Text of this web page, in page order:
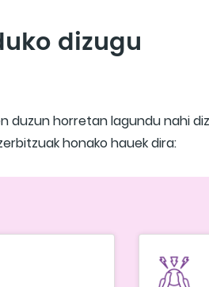
dizugu
duzun horretan lagundu nahi
honako hauek dira: